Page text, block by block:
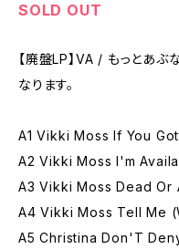
SOLD OUT
【廃盤LP】VA / もっと
なります。
A1 Vikki Moss If You
A2 Vikki Moss I'm
A3 Vikki Moss Dead Or
A4 Vikki Moss Tell Me
A5 Christina Don'T